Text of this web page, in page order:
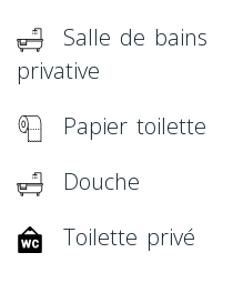
Salle de bains
privative
Papier toilette
Douche
Toilette privé